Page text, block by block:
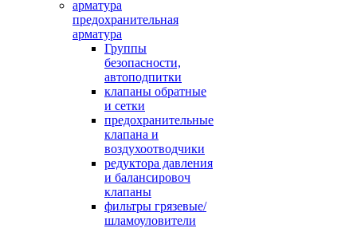
предохранительная
арматура
Группы
безопасности,
автоподпитки
клапаны обратные
и сетки
предохранительные
клапана и
воздухоотводчики
редуктора давления
и балансировоч
клапаны
фильтры грязевые/
шламоуловители